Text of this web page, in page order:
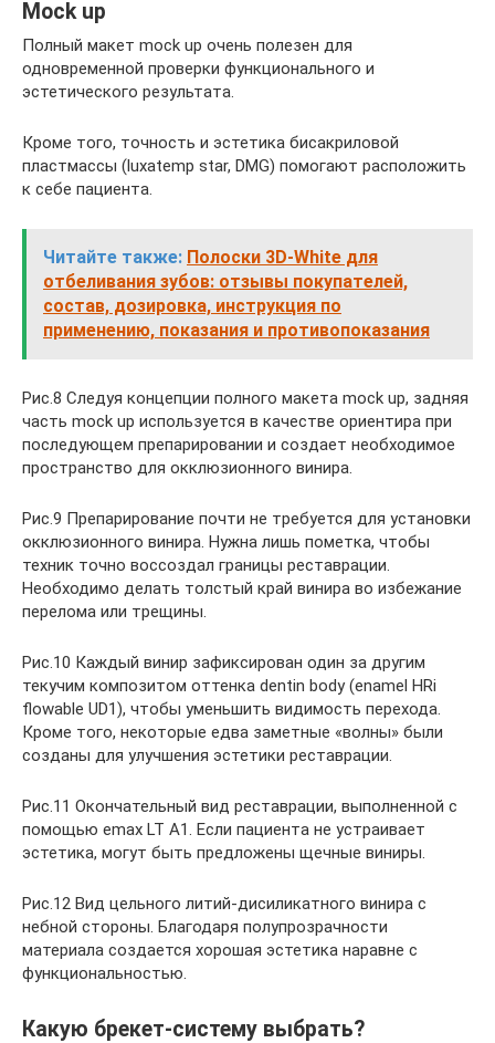
Mock up
Полный макет mock up очень полезен для
одновременной проверки функционального и
эстетического результата.
Кроме того, точность и эстетика бисакриловой
пластмассы (luxatemp star, DMG) помогают расположить
к себе пациента.
Читайте также: Полоски 3D-White для
отбеливания зубов: отзывы покупателей,
состав, дозировка, инструкция по
применению, показания и противопоказания
Рис.8 Следуя концепции полного макета mock up, задняя
часть mock up используется в качестве ориентира при
последующем препарировании и создает необходимое
пространство для окклюзионного винира.
Рис.9 Препарирование почти не требуется для установки
окклюзионного винира. Нужна лишь пометка, чтобы
техник точно воссоздал границы реставрации.
Необходимо делать толстый край винира во избежание
перелома или трещины.
Рис.10 Каждый винир зафиксирован один за другим
текучим композитом оттенка dentin body (enamel HRi
flowable UD1), чтобы уменьшить видимость перехода.
Кроме того, некоторые едва заметные «волны» были
созданы для улучшения эстетики реставрации.
Рис.11 Окончательный вид реставрации, выполненной с
помощью emax LT A1. Если пациента не устраивает
эстетика, могут быть предложены щечные виниры.
Рис.12 Вид цельного литий-дисиликатного винира с
небной стороны. Благодаря полупрозрачности
материала создается хорошая эстетика наравне с
функциональностью.
Какую брекет-систему выбрать?